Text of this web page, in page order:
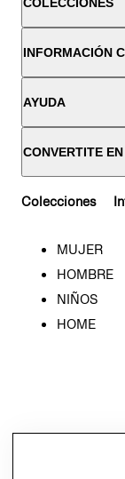
INFORMACIÓN
AYUDA
CONVERTITE
Colecciones
MUJER
HOMBRE
NIÑOS
HOME